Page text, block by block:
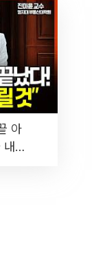
아
릴